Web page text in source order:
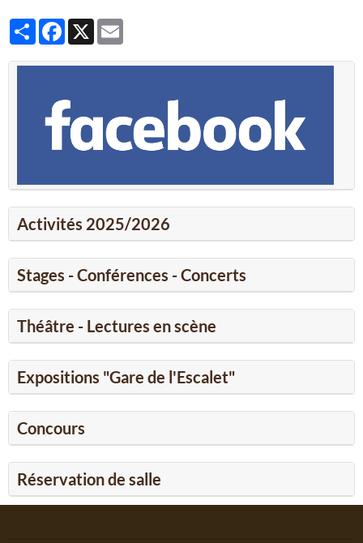
PartagerFacebook
X
Activités 2025/2026
Stages - Conférences - Concerts
Théâtre - Lectures en scène
Expositions "Gare de l'Escalet"
Concours
Réservation de salle